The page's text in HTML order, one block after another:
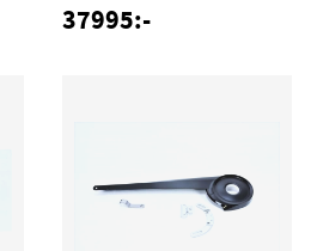
37995:-